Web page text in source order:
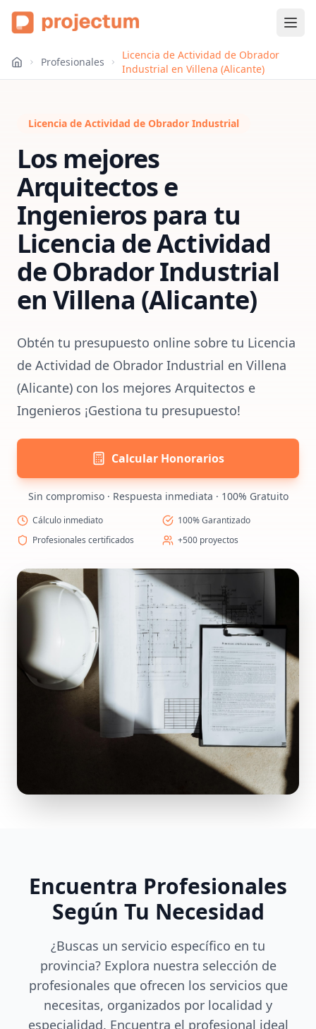
Profesionales
Licencia de Actividad de Obrador
Industrial en Villena (Alicante)
Licencia de Actividad de Obrador Industrial
Los mejores
Arquitectos e
Ingenieros para tu
Licencia de Actividad
de Obrador Industrial
enVillena (Alicante)
Obtén tu presupuesto online sobre tu Licencia
de Actividad de Obrador Industrial en Villena
(Alicante) con los mejores Arquitectos e
Ingenieros ¡Gestiona tu presupuesto!
Calcular Honorarios
Sin compromiso · Respuesta inmediata · 100% Gratuito
Cálculo inmediato
100% Garantizado
Profesionales certificados
+500 proyectos
Encuentra Profesionales
Según Tu Necesidad
¿Buscas un servicio específico en tu
provincia? Explora nuestra selección de
profesionales que ofrecen los servicios que
necesitas, organizados por localidad y
especialidad. Encuentra el profesional ideal